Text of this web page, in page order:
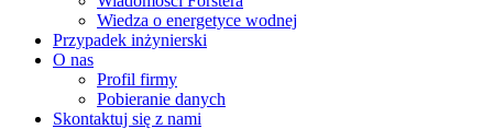
Wiedza o energetyce wodnej
Przypadek inżynierski
O nas
Profil firmy
Pobieranie danych
Skontaktuj się z nami